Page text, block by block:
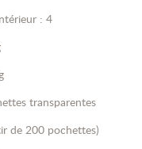
: 4
transparentes
de 200 pochettes)